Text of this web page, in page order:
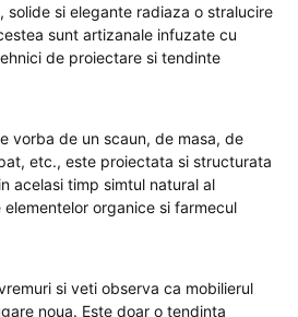
solide si elegante radiaza o stralucire
sunt artizanale infuzate cu
de proiectare si tendinte
vorba de un scaun, de masa, de
etc., este proiectata si structurata
acelasi timp simtul natural al
organice si farmecul
si veti observa ca mobilierul
noua. Este doar o tendinta